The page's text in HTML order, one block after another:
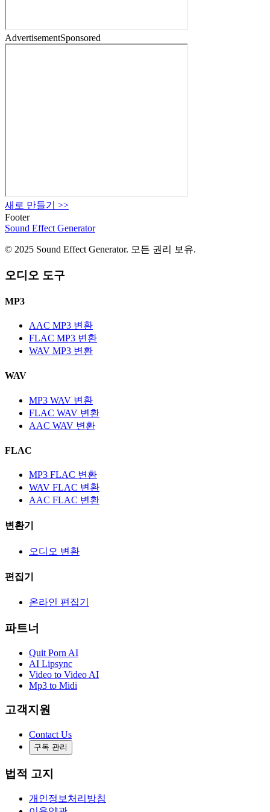
AdvertisementSponsored
새로 만들기
>>
Footer
Sound Effect Generator
© 2025 Sound Effect Generator. 모든 권리 보유.
오디오 도구
MP3
AAC MP3 변환
FLAC MP3 변환
WAV MP3 변환
WAV
MP3 WAV 변환
FLAC WAV 변환
AAC WAV 변환
FLAC
MP3 FLAC 변환
WAV FLAC 변환
AAC FLAC 변환
변환기
오디오 변환
편집기
온라인 편집기
파트너
Quit Porn AI
AI Lipsync
Video to Video AI
Mp3 to Midi
고객지원
Contact Us
구독 관리
법적 고지
개인정보처리방침